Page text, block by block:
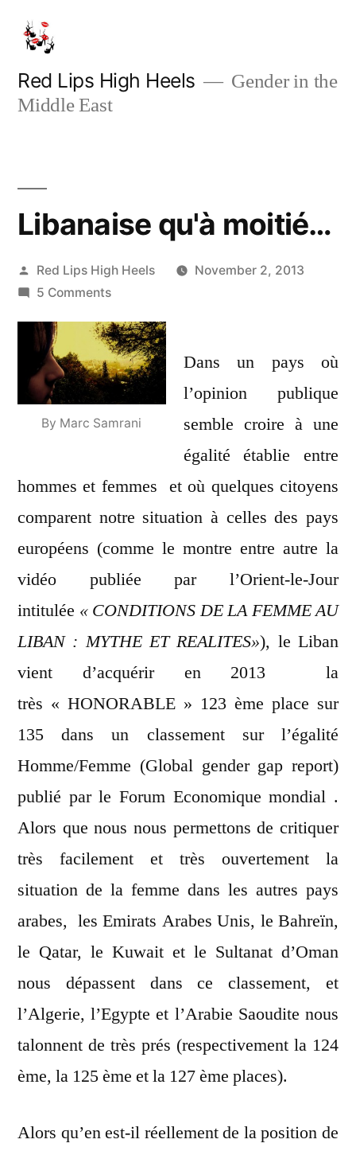
content
Red Lips High Heels
Gender in the
Middle East
Libanaise qu'à moitié…
Posted
by
Red Lips High Heels
November 2, 2013
5 Commentson
qu'à
moitié…
By Marc Samrani
Dans un pays où
l’opinion publique
semble croire à une
égalité établie entre
hommes et femmes et où quelques citoyens
comparent notre situation à celles des pays
européens (comme le montre entre autre la
vidéo publiée par l’Orient-le-Jour
intitulée « CONDITIONS DE LA FEMME AU
LIBAN : MYTHE ET REALITES»), le Liban
vient d’acquérir en 2013 la
très « HONORABLE » 123 ème place sur
135 dans un classement sur l’égalité
Homme/Femme (Global gender gap report)
publié par le Forum Economique mondial .
Alors que nous nous permettons de critiquer
très facilement et très ouvertement la
situation de la femme dans les autres pays
arabes, les Emirats Arabes Unis, le Bahreïn,
le Qatar, le Kuwait et le Sultanat d’Oman
nous dépassent dans ce classement, et
l’Algerie, l’Egypte et l’Arabie Saoudite nous
talonnent de très prés (respectivement la 124
ème, la 125 ème et la 127 ème places).
Alors qu’en est-il réellement de la position de